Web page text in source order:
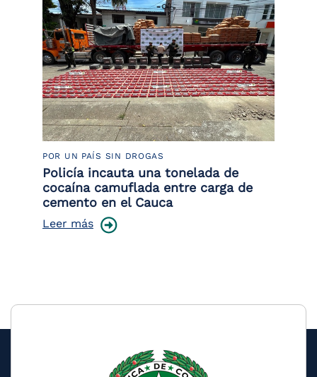
POR UN PAÍS SIN DROGAS
Policía incauta una tonelada de
cocaína camuflada entre carga de
cemento en el Cauca
Leer más